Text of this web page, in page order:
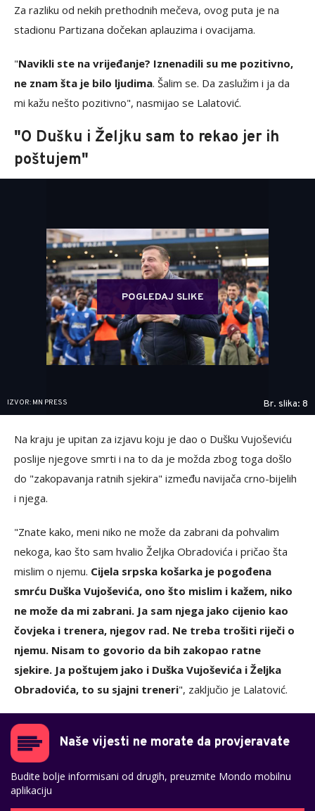
Za razliku od nekih prethodnih mečeva, ovog puta je na
stadionu Partizana dočekan aplauzima i ovacijama.
"Navikli ste na vrijeđanje? Iznenadili su me pozitivno,
ne znam šta je bilo ljudima. Šalim se. Da zaslužim i ja da
mi kažu nešto pozitivno", nasmijao se Lalatović.
"O Dušku i Željku sam to rekao jer ih
poštujem"
POGLEDAJ SLIKE
IZVOR: MN PRESS Br. slika: 8
Na kraju je upitan za izjavu koju je dao o Dušku Vujoševiću
poslije njegove smrti i na to da je možda zbog toga došlo
do "zakopavanja ratnih sjekira" između navijača crno-bijelih
i njega.
"Znate kako, meni niko ne može da zabrani da pohvalim
nekoga, kao što sam hvalio Željka Obradovića i pričao šta
mislim o njemu. Cijela srpska košarka je pogođena
smrću Duška Vujoševića, ono što mislim i kažem, niko
ne može da mi zabrani. Ja sam njega jako cijenio kao
čovjeka i trenera, njegov rad. Ne treba trošiti riječi o
njemu. Nisam to govorio da bih zakopao ratne
sjekire. Ja poštujem jako i Duška Vujoševića i Željka
Obradovića, to su sjajni treneri", zaključio je Lalatović.
Naše vijesti ne morate da provjeravate
Budite bolje informisani od drugih, preuzmite Mondo mobilnu
aplikaciju